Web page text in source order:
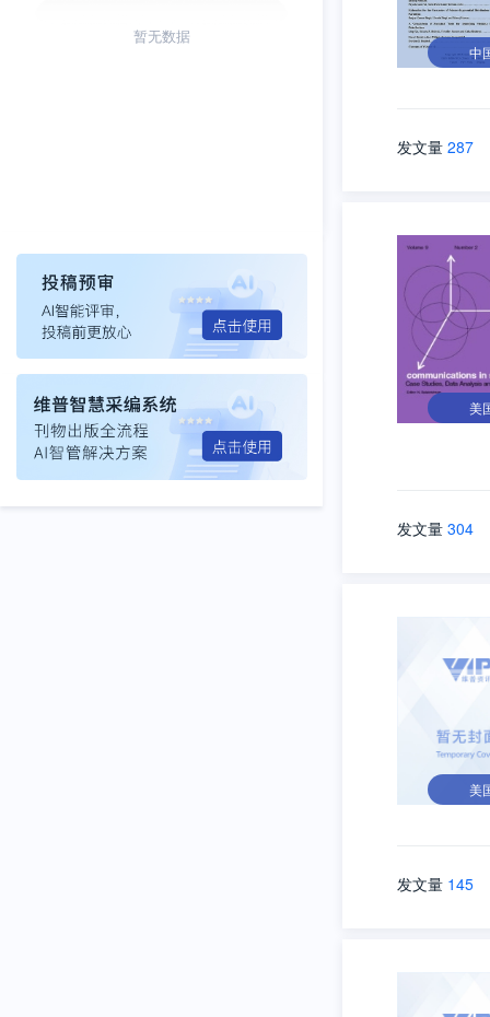
暂无数据
中
发文量 287
美
发文量 304
美
发文量 145